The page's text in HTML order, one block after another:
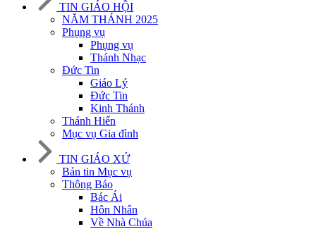
TIN GIÁO HỘI
NĂM THÁNH 2025
Phụng vụ
Phụng vụ
Thánh Nhạc
Đức Tin
Giáo Lý
Đức Tin
Kinh Thánh
Thánh Hiến
Mục vụ Gia đình
TIN GIÁO XỨ
Bản tin Mục vụ
Thông Báo
Bác Ái
Hôn Nhân
Về Nhà Chúa